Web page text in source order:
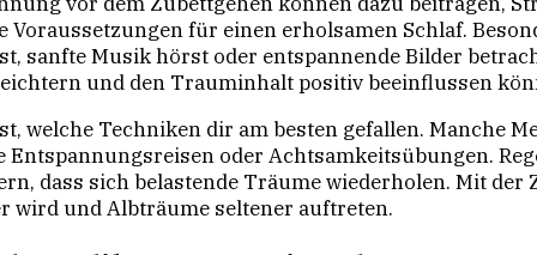
für einen erholsamen Schlaf.
sanfte Musik hörst oder entspannende Bilder
und den Trauminhalt positiv beeinflussen
welche Techniken dir am besten gefallen. Manche
oder Achtsamkeitsübungen.
dass sich belastende Träume wiederholen. Mit der
wird und Albträume seltener auftreten.